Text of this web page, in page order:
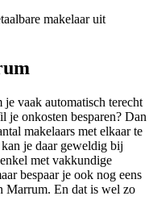
makelaar uit
vaak automatisch terecht
je onkosten besparen? Dan
makelaars met elkaar te
je daar geweldig bij
met vakkundige
bespaar je ook nog eens
Marrum. En dat is wel zo